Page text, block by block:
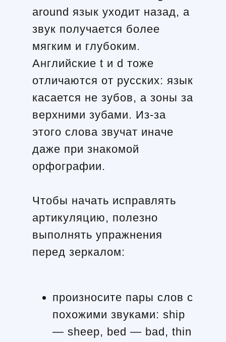
around язык уходит назад, а
звук получается более
мягким и глубоким.
Английские t и d тоже
отличаются от русских: язык
касается не зубов, а зоны за
верхними зубами. Из-за
этого слова звучат иначе
даже при знакомой
орфографии.
Чтобы начать исправлять
артикуляцию, полезно
выполнять упражнения
перед зеркалом:
произносите пары слов с
похожими звуками: ship
— sheep, bed — bad, thin